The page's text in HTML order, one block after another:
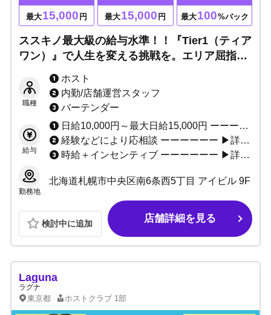
最大15,000 円 最大15,000 円 最大100%バック
ススキノ最大級の給与水準！！『Tier1（ティア
ワン）』で人生を変える挑戦を。エリア屈指の
体験入店費＆日給保証で、あなたの成功を全面
バックアップ！
職種
ホスト
内勤/店舗運営スタッフ
バーテンダー
給与
日給10,000円～最大日給15,000円 ーーーーーー 小計最大100%バック 総売上最大70%バック (※総売上小計バック率等は面接時にご説明いたします。） ーーーーーー ・未経験者安心の保証制度（4ヶ月間） ・経験者必見の移籍金制度あり ーーーーーー ▶給与一例 基本給として日給10,000円×25日＝250,000円（4ヶ月）
経験などにより応相談 ーーーーーー ▶詳しくはお気軽にお問い合わせください。
時給＋インセンティブ ーーーーーー ▶詳しくはお気軽にお問い合わせください。
勤務地
北海道札幌市中央区南6条西5丁目 アイビル 9F
検討中に追加 店舗詳細を見る
Laguna
ラグナ
東京都 ホストクラブ 1部